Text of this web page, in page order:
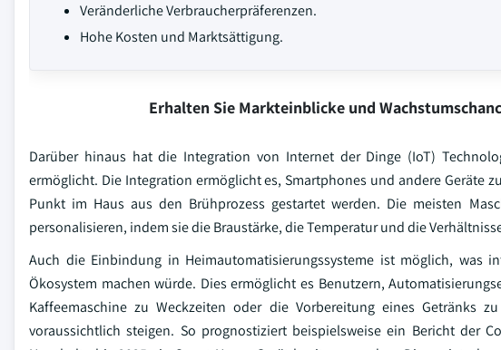
Veränderliche Verbraucherpräferenzen.
Hohe Kosten und Marktsättigung.
Erhalten Sie Markteinblicke und
Darüber hinaus hat die Integration von Internet der Dinge (IoT)
ermöglicht. Die Integration ermöglicht es, Smartphones und andere Geräte
Punkt im Haus aus den Brühprozess gestartet werden. Die meisten
personalisieren, indem sie die Braustärke, die Temperatur und die
Auch die Einbindung in Heimautomatisierungssysteme ist möglich, was
Ökosystem machen würde. Dies ermöglicht es Benutzern,
Kaffeemaschine zu Weckzeiten oder die Vorbereitung eines Getränks
voraussichtlich steigen. So prognostiziert beispielsweise ein Bericht der